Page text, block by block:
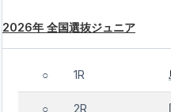
2026年 全国選抜ジュニア
○ 1R
○ 2R